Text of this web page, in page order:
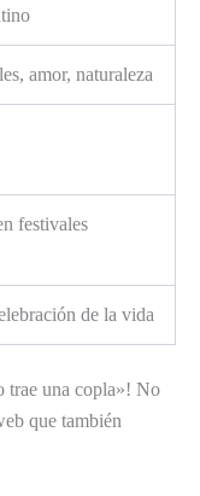
amor, naturaleza
festivales
de la vida
trae una copla»! No
que también